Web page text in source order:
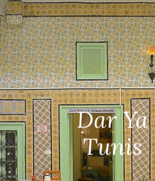
Dar Ya
Tunis